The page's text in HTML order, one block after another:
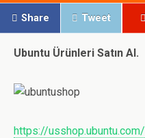
Share Tweet
Ubuntu Ürünleri Satın Al.
https://usshop.ubuntu.com/